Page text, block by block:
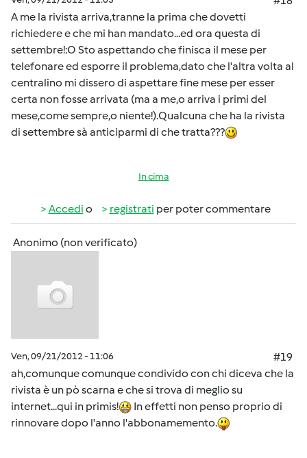
A me la rivista arriva,tranne la prima che dovetti
richiedere e che mi han mandato...ed ora questa di
settembre!:O Sto aspettando che finisca il mese per
telefonare ed esporre il problema,dato che l'altra volta al
centralino mi dissero di aspettare fine mese per esser
certa non fosse arrivata (ma a me,o arriva i primi del
mese,come sempre,o niente!).Qualcuna che ha la rivista
di settembre sà anticiparmi di che tratta???
In cima
Accedi o registrati per poter commentare
Anonimo (non verificato)
Ven, 09/21/2012 - 11:06
#19
ah,comunque comunque condivido con chi diceva che la
rivista è un pò scarna e che si trova di meglio su
internet...qui in primis!
In effetti non penso proprio di
rinnovare dopo l'anno l'abbonamemento.